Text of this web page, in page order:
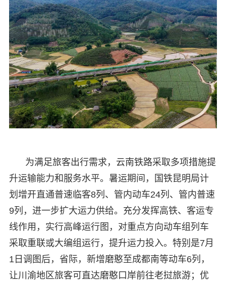
为满足旅客出行需求，云南铁路采取多项措施提
升运输能力和服务水平。暑运期间，国铁昆明局计
划增开直通普速临客8列、管内动车24列、管内普速
9列，进一步扩大运力供给。充分发挥高铁、客运专
线作用，实行高峰运行图，对重点方向动车组列车
采取重联或大编组运行，提升运力投入。特别是7月
1日调图后，省际，新增磨憨至成都南等动车6列，
让川渝地区旅客可直达磨憨口岸前往老挝旅游；优